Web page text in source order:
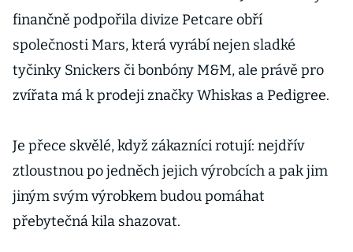
finančně podpořila divize Petcare obří
společnosti Mars, která vyrábí nejen sladké
tyčinky Snickers či bonbóny M&M, ale právě pro
zvířata má k prodeji značky Whiskas a Pedigree.
Je přece skvělé, když zákazníci rotují: nejdřív
ztloustnou po jedněch jejich výrobcích a pak jim
jiným svým výrobkem budou pomáhat
přebytečná kila shazovat.